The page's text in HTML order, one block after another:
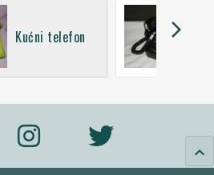
Kućni telefon arrow_forward_ios
keyboard_arrow_up